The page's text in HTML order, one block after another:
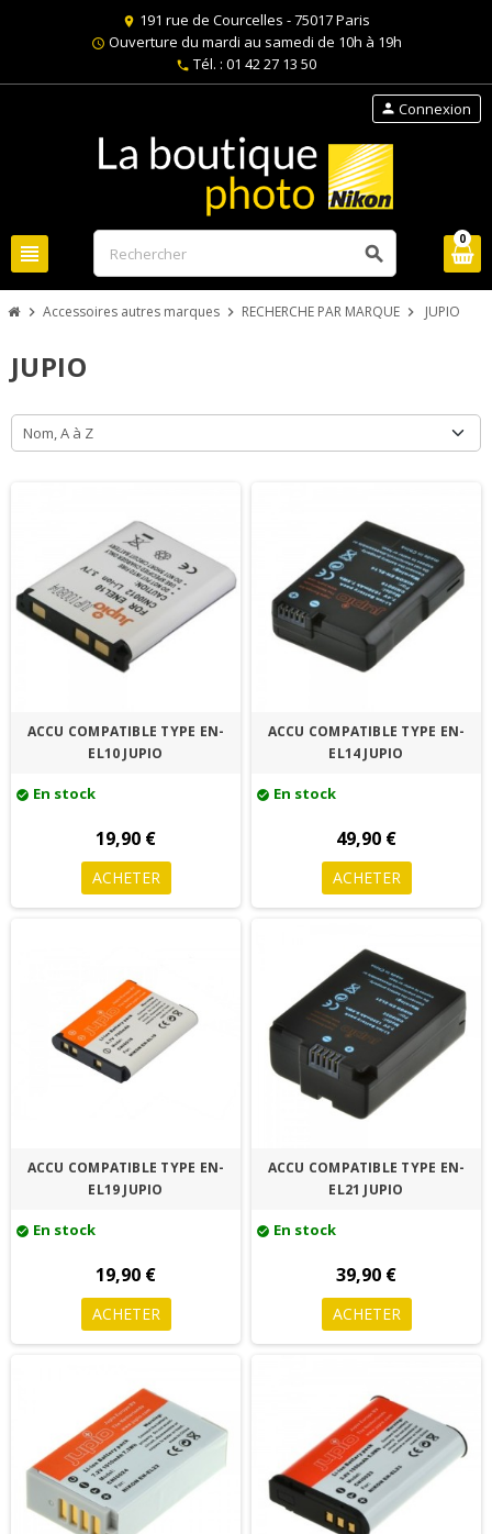
location_on 191 rue de Courcelles - 75017 Paris
schedule Ouverture du mardi au samedi de 10h à 19h
phone Tél. : 01 42 27 13 50
view_headline search
person Connexion
0
chevron_right Accessoires autres marques chevron_right RECHERCHE PAR MARQUE chevron_right JUPIO
JUPIO
Nom, A à Z
ACCU COMPATIBLE TYPE EN-
EL10 JUPIO
check_circle En stock
19,90 €
ACHETER
ACCU COMPATIBLE TYPE EN-
EL14 JUPIO
check_circle En stock
49,90 €
ACHETER
ACCU COMPATIBLE TYPE EN-
EL19 JUPIO
check_circle En stock
19,90 €
ACHETER
ACCU COMPATIBLE TYPE EN-
EL21 JUPIO
check_circle En stock
39,90 €
ACHETER